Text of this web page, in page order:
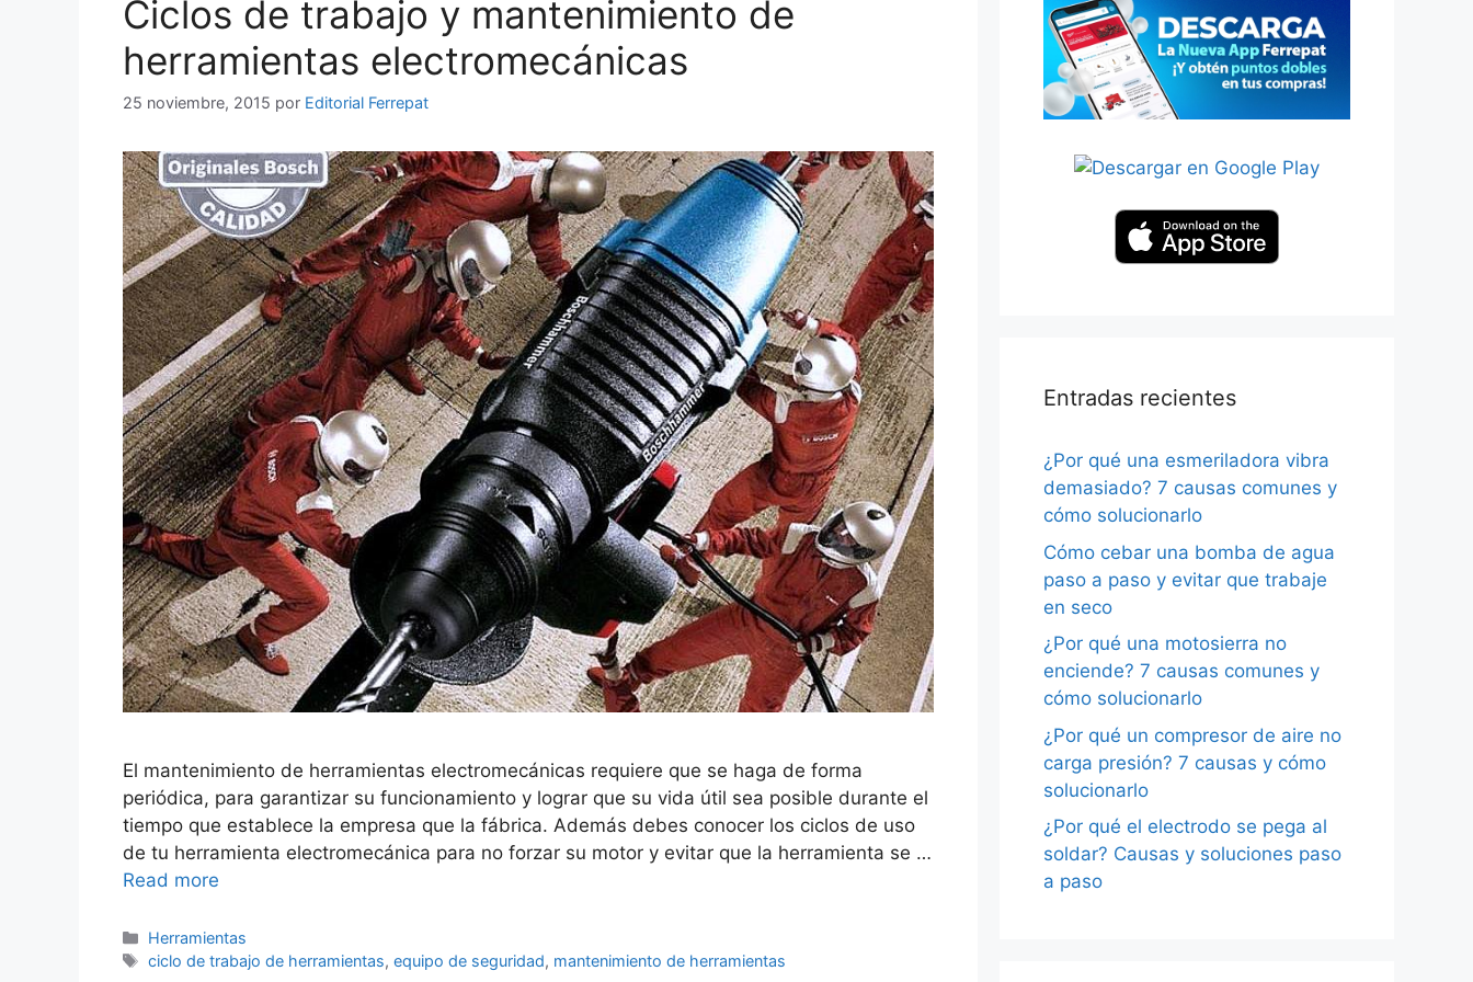
Ciclos de trabajo y mantenimiento de
herramientas electromecánicas
25 noviembre, 2015 por Editorial Ferrepat
El mantenimiento de herramientas electromecánicas requiere que se haga de forma
periódica, para garantizar su funcionamiento y lograr que su vida útil sea posible durante el
tiempo que establece la empresa que la fábrica. Además debes conocer los ciclos de uso
de tu herramienta electromecánica para no forzar su motor y evitar que la herramienta se …
Read more
Categorías
Herramientas
Etiquetas
ciclo de trabajo de herramientas,equipo de seguridad, mantenimiento de herramientas
Entradas recientes
¿Por qué una esmeriladora vibra
demasiado? 7 causas comunes y
cómo solucionarlo
Cómo cebar una bomba de agua
paso a paso y evitar que trabaje
en seco
¿Por qué una motosierra no
enciende? 7 causas comunes y
cómo solucionarlo
¿Por qué un compresor de aire no
carga presión? 7 causas y cómo
solucionarlo
¿Por qué el electrodo se pega al
soldar? Causas y soluciones paso
a paso